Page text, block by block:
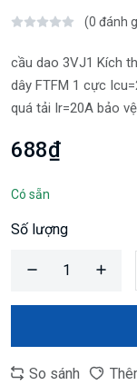
(0 đánh
cầu dao 3VJ1 Kích
dây FTFM 1 cực
quá tải Ir=20A bảo
688₫
Có sẵn
Số lượng
So sánh